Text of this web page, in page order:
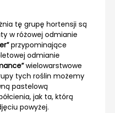
tę grupę hortensji są
w różowej odmianie
przypominające
odmianie
wielowarstwowe
tych roślin możemy
pastelową
jak ta, którą
powyżej.